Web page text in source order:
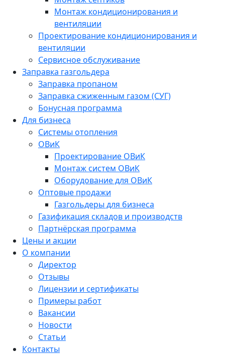
Монтаж кондиционирования и
вентиляции
Проектирование кондиционирования и
вентиляции
Сервисное обслуживание
Заправка газгольдера
Заправка пропаном
Заправка сжиженным газом (СУГ)
Бонусная программа
Для бизнеса
Системы отопления
ОВиК
Проектирование ОВиК
Монтаж систем ОВиК
Оборудование для ОВиК
Оптовые продажи
Газгольдеры для бизнеса
Газификация складов и производств
Партнёрская программа
Цены и акции
О компании
Директор
Отзывы
Лицензии и сертификаты
Примеры работ
Вакансии
Новости
Статьи
Контакты